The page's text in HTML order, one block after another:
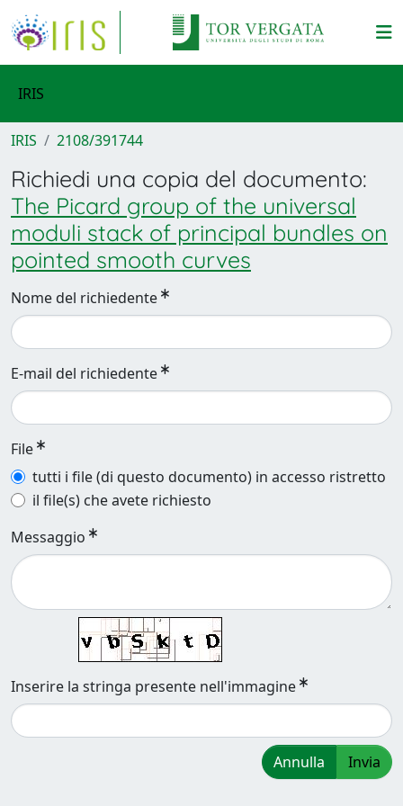
IRIS
IRIS 2108/391744
Richiedi una copia del documento:
The Picard group of the universal
moduli stack of principal bundles on
pointed smooth curves
Nome del richiedente
E-mail del richiedente
File
tutti i file (di questo documento) in accesso ristretto
il file(s) che avete richiesto
Messaggio
Inserire la stringa presente nell'immagine
Annulla Invia